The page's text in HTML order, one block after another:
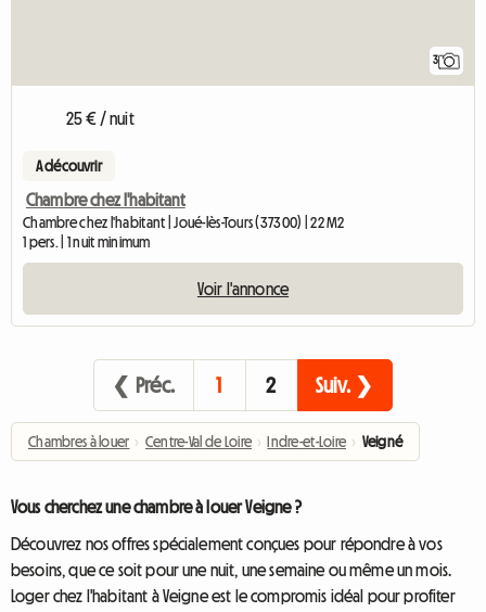
3
25 € / nuit
A découvrir
Chambre chez l'habitant
Chambre chez l'habitant | Joué-lès-Tours (37300) | 22 M2
1 pers. | 1 nuit minimum
Voir l'annonce
❮ Préc. 1 2 Suiv. ❯
Chambres à louer › Centre-Val de Loire › Indre-et-Loire › Veigné
Vous cherchez une chambre à louer Veigne ?
Découvrez nos offres spécialement conçues pour répondre à vos
besoins, que ce soit pour une nuit, une semaine ou même un mois.
Loger chez l'habitant à Veigne est le compromis idéal pour profiter